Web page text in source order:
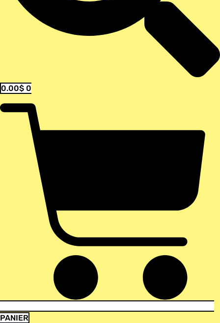
0.00$ 0
PANIER